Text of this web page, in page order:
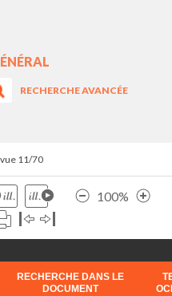
RECHERCHE AVANCÉE
11/70
100%
RECHERCHE DANS LE
DOCUMENT